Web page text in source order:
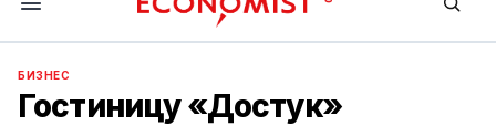
Economist.kg
БИЗНЕС
Гостиницу «Достук»